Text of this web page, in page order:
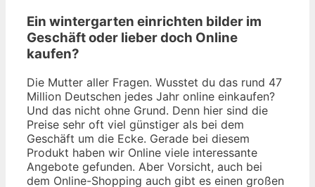
Ein wintergarten einrichten bilder im
Geschäft oder lieber doch Online
kaufen?
Die Mutter aller Fragen. Wusstet du das rund 47
Million Deutschen jedes Jahr online einkaufen?
Und das nicht ohne Grund. Denn hier sind die
Preise sehr oft viel günstiger als bei dem
Geschäft um die Ecke. Gerade bei diesem
Produkt haben wir Online viele interessante
Angebote gefunden. Aber Vorsicht, auch bei
dem Online-Shopping auch gibt es einen großen